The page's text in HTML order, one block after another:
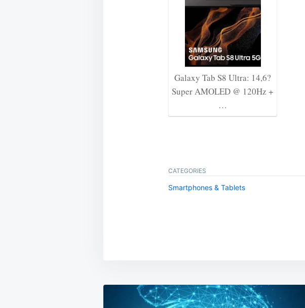
Galaxy Tab S8 Ultra: 14,6?
Super AMOLED @ 120Hz +
…
CATEGORIES
Smartphones & Tablets
Beitragsnavigation